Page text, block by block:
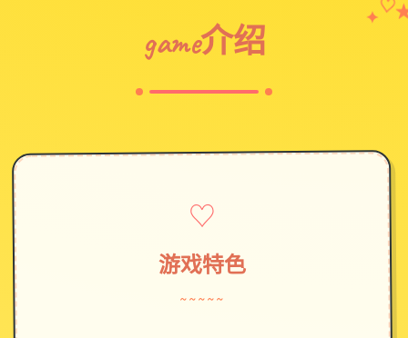
game介绍
✦ ♡
♡
游戏特色
~~~~~